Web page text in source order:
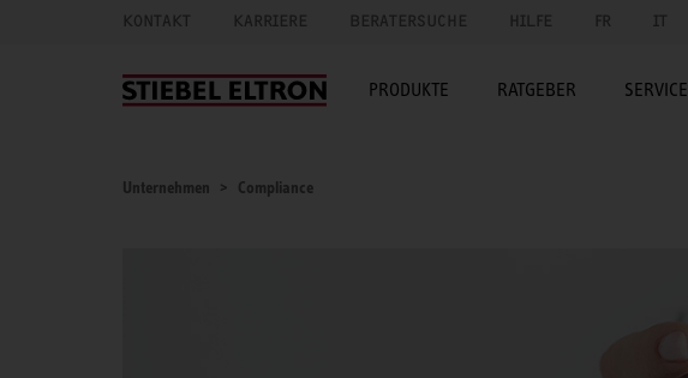
KONTAKT KARRIERE BERATERSUCHE HILFE FR IT
PRODUKTE RATGEBER SERVICE
Unternehmen Compliance